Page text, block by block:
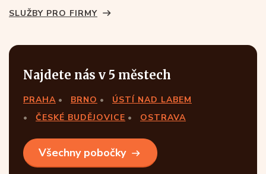
SLUŽBY PRO FIRMY
Najdete nás v 5 městech
PRAHA BRNO
ÚSTÍ NAD LABEM
ČESKÉ BUDĚJOVICE
OSTRAVA
Všechny pobočky